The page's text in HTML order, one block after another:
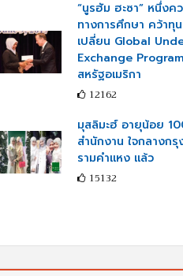
“นูรฮัม ฮะซา” หนึ่งค
ทางการศึกษา คว้าทุ
เปลี่ยน Global
Exchange
สหรัฐอเมริกา
12162
มุสลิมะฮ์ อายุน้อย
สำนักงาน ใจกลางกรุ
รามคำแหง แล้ว
15132